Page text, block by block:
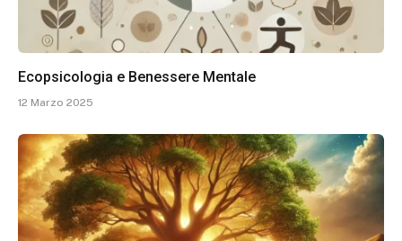
Ecopsicologia e Benessere Mentale
12 Marzo 2025